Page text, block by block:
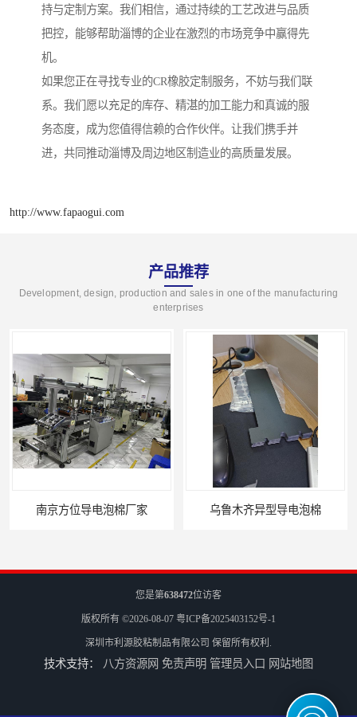
持与定制方案。我们相信，通过持续的工艺改进与品质
把控，能够帮助淄博的企业在激烈的市场竞争中赢得先
机。
如果您正在寻找专业的CR橡胶定制服务，不妨与我们联
系。我们愿以充足的库存、精湛的加工能力和真诚的服
务态度，成为您值得信赖的合作伙伴。让我们携手并
进，共同推动淄博及周边地区制造业的高质量发展。
http://www.fapaogui.com
产品推荐
Development, design, production and sales in one of the manufacturing
enterprises
南京方位导电泡棉厂家 乌鲁木齐异型导电泡棉
沈阳硅胶橡垫定制
您是第638472位访客
版权所有 ©2026-08-07 粤ICP备2025403152号-1
深圳市利源胶粘制品有限公司 保留所有权利.
技术支持： 八方资源网 免责声明 管理员入口 网站地图